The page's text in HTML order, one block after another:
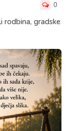
0
rodbina, gradske